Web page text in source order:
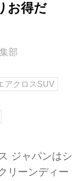
お得だ
部
アクロスSUV
ジャパンはシ
リーンディー